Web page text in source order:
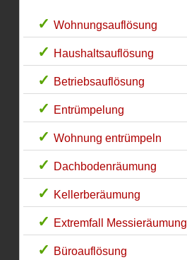
Wohnungsauflösung
Haushaltsauflösung
Betriebsauflösung
Entrümpelung
Wohnung entrümpeln
Dachbodenräumung
Kellerberäumung
Extremfall Messieräumung
Büroauflösung